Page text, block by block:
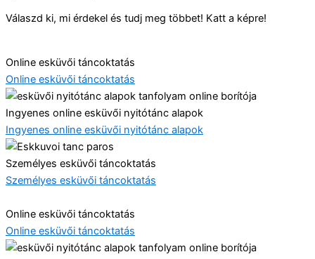
Válaszd ki, mi érdekel és tudj meg többet! Katt a képre!
Online esküvői táncoktatás
Online esküvői táncoktatás
Ingyenes online esküvői nyitótánc alapok
Ingyenes online esküvői nyitótánc alapok
Személyes esküvői táncoktatás
Személyes esküvői táncoktatás
Online esküvői táncoktatás
Online esküvői táncoktatás